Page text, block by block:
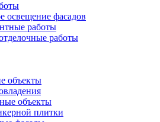
освещение фасадов
работы
работы
объекты
объекты
плитки